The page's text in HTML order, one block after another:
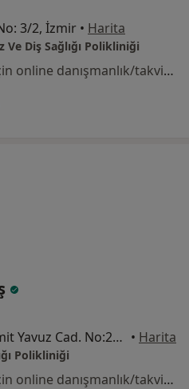
3/2, İzmir • Harita
Diş Sağlığı Polikliniği
Bu uzman ilgili adres için online danışmanlık/takvim sunmuyor.
Yeşil Mahalle Abdülhamit Yavuz Cad. No:28/B, İzmir • Harita
Polikliniği
Bu uzman ilgili adres için online danışmanlık/takvim sunmuyor.